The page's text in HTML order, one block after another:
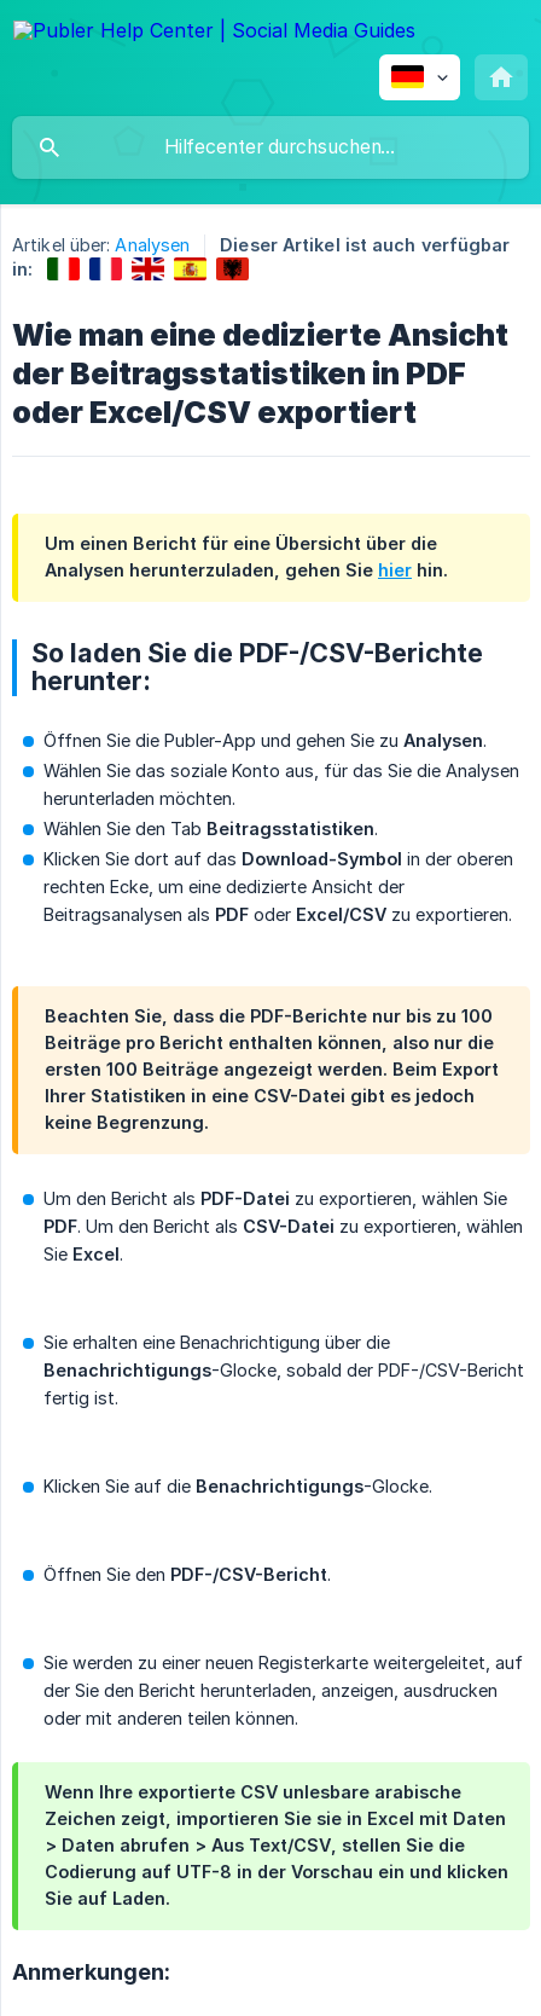
Artikel über: Analysen
Dieser Artikel ist auch verfügbar
in:
Wie man eine dedizierte Ansicht
der Beitragsstatistiken in PDF
oder Excel/CSV exportiert
Um einen Bericht für eine Übersicht über die
Analysen herunterzuladen, gehen Sie hier hin.
So laden Sie die PDF-/CSV-Berichte
herunter:
Öffnen Sie die Publer-App und gehen Sie zu Analysen.
Wählen Sie das soziale Konto aus, für das Sie die Analysen
herunterladen möchten.
Wählen Sie den Tab Beitragsstatistiken.
Klicken Sie dort auf das Download-Symbol in der oberen
rechten Ecke, um eine dedizierte Ansicht der
Beitragsanalysen als PDF oder Excel/CSV zu exportieren.
Beachten Sie, dass die PDF-Berichte nur bis zu 100
Beiträge pro Bericht enthalten können, also nur die
ersten 100 Beiträge angezeigt werden. Beim Export
Ihrer Statistiken in eine CSV-Datei gibt es jedoch
keine Begrenzung.
Um den Bericht als PDF-Datei zu exportieren, wählen Sie
PDF. Um den Bericht als CSV-Datei zu exportieren, wählen
Sie Excel.
Sie erhalten eine Benachrichtigung über die
Benachrichtigungs-Glocke, sobald der PDF-/CSV-Bericht
fertig ist.
Klicken Sie auf die Benachrichtigungs-Glocke.
Öffnen Sie den PDF-/CSV-Bericht.
Sie werden zu einer neuen Registerkarte weitergeleitet, auf
der Sie den Bericht herunterladen, anzeigen, ausdrucken
oder mit anderen teilen können.
Wenn Ihre exportierte CSV unlesbare arabische
Zeichen zeigt, importieren Sie sie in Excel mit Daten
> Daten abrufen > Aus Text/CSV , stellen Sie die
Codierung auf UTF-8 in der Vorschau ein und klicken
Sie auf Laden.
Anmerkungen: